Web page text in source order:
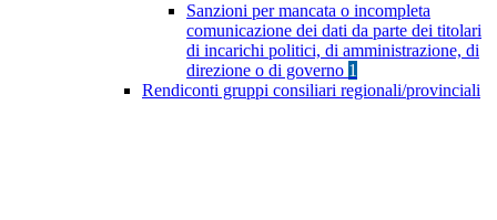
Sanzioni per mancata o incompleta
comunicazione dei dati da parte dei titolari
di incarichi politici, di amministrazione, di
direzione o di governo 1
Rendiconti gruppi consiliari regionali/provinciali